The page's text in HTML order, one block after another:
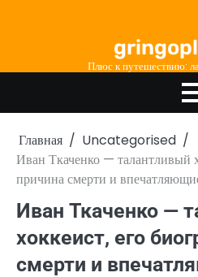
Плюс к путешествию:
Главная
Uncategorised
Иван Ткаченко — талантливый
причина смерти и
Иван Ткаченко —
хоккеист, его
смерти и